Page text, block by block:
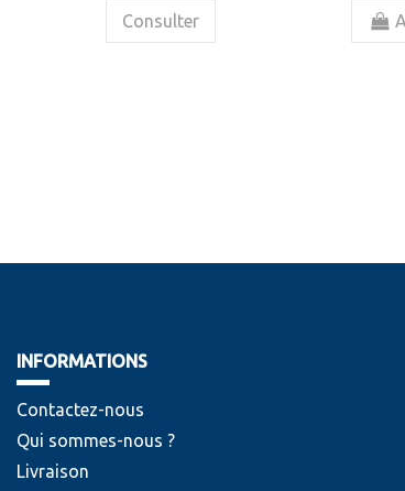
Consulter
INFORMATIONS
Contactez-nous
Qui sommes-nous ?
Livraison